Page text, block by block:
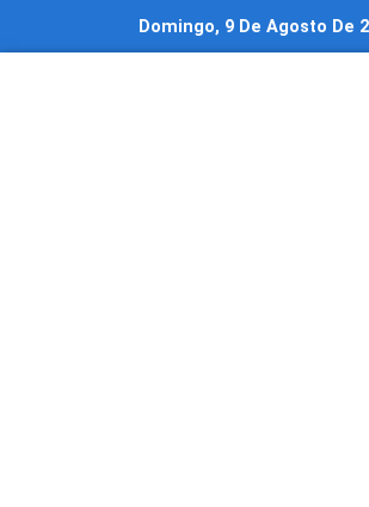
Domingo, 9 De Agosto De